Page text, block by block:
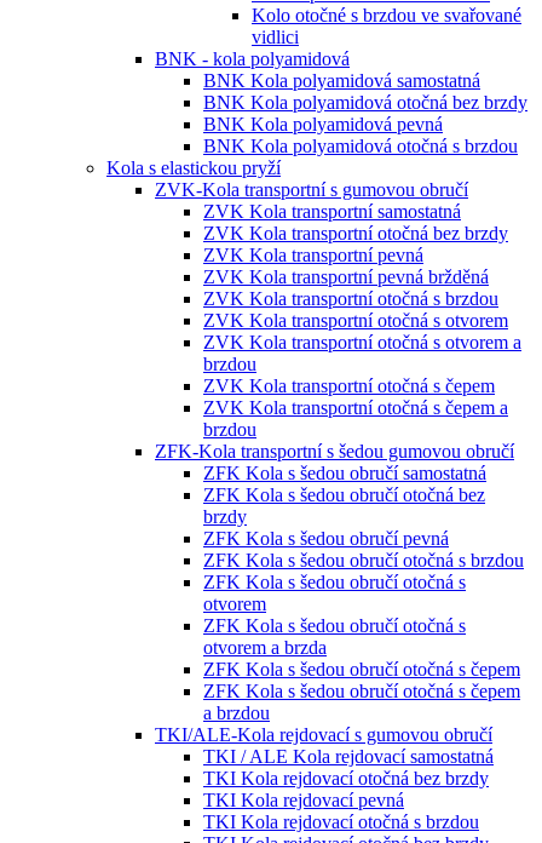
Kolo otočné s brzdou ve svařované
vidlici
BNK - kola polyamidová
BNK Kola polyamidová samostatná
BNK Kola polyamidová otočná bez brzdy
BNK Kola polyamidová pevná
BNK Kola polyamidová otočná s brzdou
Kola s elastickou pryží
ZVK-Kola transportní s gumovou obručí
ZVK Kola transportní samostatná
ZVK Kola transportní otočná bez brzdy
ZVK Kola transportní pevná
ZVK Kola transportní pevná bržděná
ZVK Kola transportní otočná s brzdou
ZVK Kola transportní otočná s otvorem
ZVK Kola transportní otočná s otvorem a
brzdou
ZVK Kola transportní otočná s čepem
ZVK Kola transportní otočná s čepem a
brzdou
ZFK-Kola transportní s šedou gumovou obručí
ZFK Kola s šedou obručí samostatná
ZFK Kola s šedou obručí otočná bez
brzdy
ZFK Kola s šedou obručí pevná
ZFK Kola s šedou obručí otočná s brzdou
ZFK Kola s šedou obručí otočná s
otvorem
ZFK Kola s šedou obručí otočná s
otvorem a brzda
ZFK Kola s šedou obručí otočná s čepem
ZFK Kola s šedou obručí otočná s čepem
a brzdou
TKI/ALE-Kola rejdovací s gumovou obručí
TKI / ALE Kola rejdovací samostatná
TKI Kola rejdovací otočná bez brzdy
TKI Kola rejdovací pevná
TKI Kola rejdovací otočná s brzdou